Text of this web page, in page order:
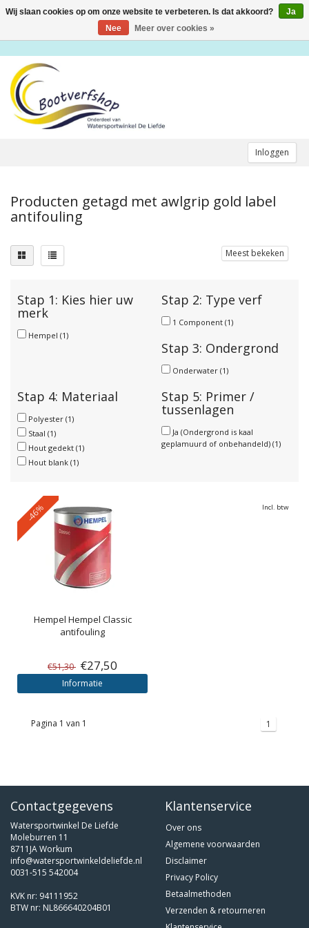
Inloggen
Toggle
Producten getagd met awlgrip gold label
antifouling
Meest bekeken
Stap 1: Kies hier uw
merk
Hempel (1)
Stap 2: Type verf
1 Component (1)
Stap 3: Ondergrond
Onderwater (1)
Stap 4: Materiaal
Polyester (1)
Staal (1)
Hout gedekt (1)
Hout blank (1)
Stap 5: Primer /
tussenlagen
Ja (Ondergrond is kaal
geplamuurd of onbehandeld) (1)
-46%
Hempel Hempel Classic
antifouling
€51,30 €27,50
Informatie
Incl. btw
Pagina 1 van 1 1
Contactgegevens
Watersportwinkel De Liefde
Moleburren 11
8711JA Workum
info@watersportwinkeldeliefde.nl
0031-515 542004
KVK nr: 94111952
BTW nr: NL866640204B01
Klantenservice
Over ons
Algemene voorwaarden
Disclaimer
Privacy Policy
Betaalmethoden
Verzenden & retourneren
Wij slaan cookies op om onze website te verbeteren. Is dat akkoord?
Ja
Nee
Meer over cookies »